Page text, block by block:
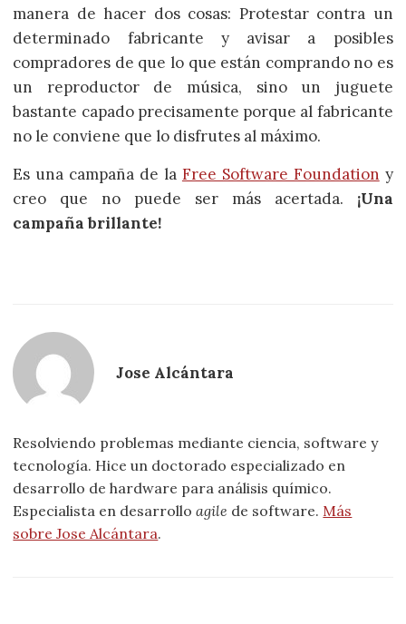
manera de hacer dos cosas: Protestar contra un
determinado fabricante y avisar a posibles
compradores de que lo que están comprando no es
un reproductor de música, sino un juguete
bastante capado precisamente porque al fabricante
no le conviene que lo disfrutes al máximo.
Es una campaña de la Free Software Foundation y
creo que no puede ser más acertada. ¡Una
campaña brillante!
Jose Alcántara
Resolviendo problemas mediante ciencia, software y
tecnología. Hice un doctorado especializado en
desarrollo de hardware para análisis químico.
Especialista en desarrolloagile de software. Más
sobre Jose Alcántara.